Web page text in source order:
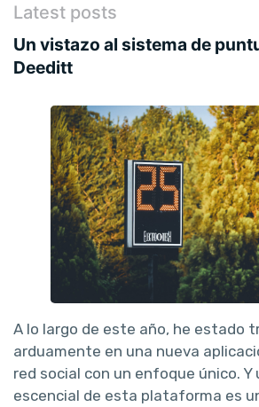
Latest posts
Un vistazo al sistema de
Deeditt
A lo largo de este año, he estado
arduamente en una nueva
red social con un enfoque único. Y
escencial de esta plataforma es